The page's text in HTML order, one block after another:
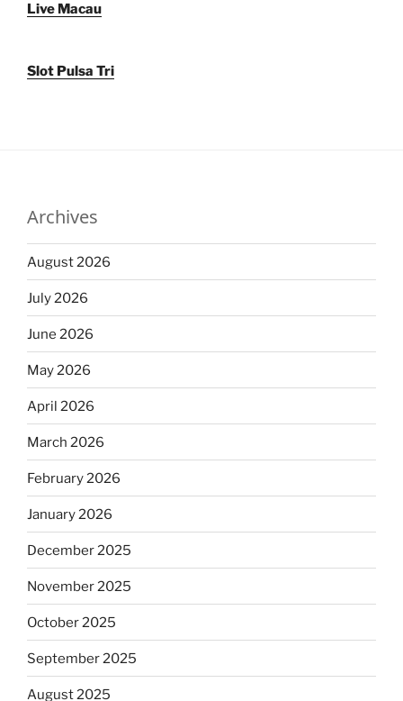
Live Macau
Slot Pulsa Tri
Archives
August 2026
July 2026
June 2026
May 2026
April 2026
March 2026
February 2026
January 2026
December 2025
November 2025
October 2025
September 2025
August 2025